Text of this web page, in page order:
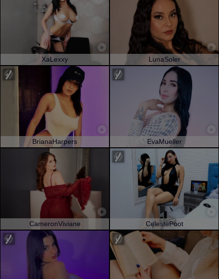
XaLexxy LunaSoler
BrianaHarpers EvaMueller
CameronViviane CelestePoot